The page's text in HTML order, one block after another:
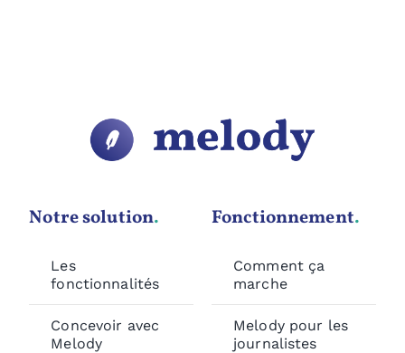
Notre solution.
Les
fonctionnalités
Concevoir avec
Melody
Fonctionnement.
Comment ça
marche
Melody pour les
journalistes